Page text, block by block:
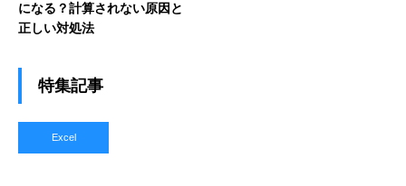
になる？計算されない原因と
正しい対処法
特集記事
Excel